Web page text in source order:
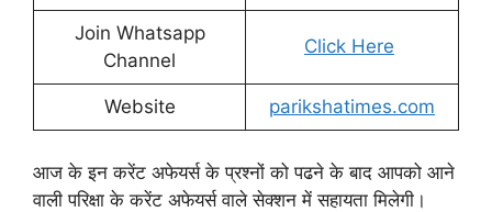
Join Whatsapp
Channel
Click Here
Website parikshatimes.com
आज के इन करेंट अफेयर्स के प्रश्नों को पढने के बाद आपको आने
वाली परिक्षा के करेंट अफेयर्स वाले सेक्शन में सहायता मिलेगी।